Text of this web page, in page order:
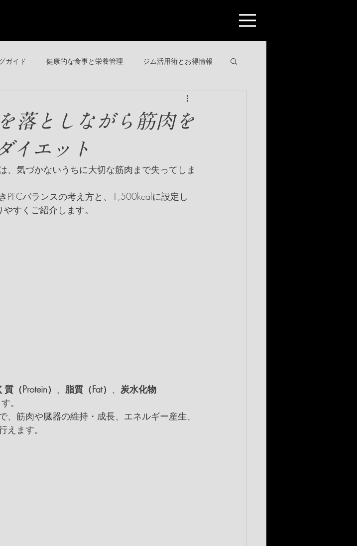
ガイド 健康的な食事と栄養管理 ジム活用術とお得情報
落としながら筋肉を
イエット
、気づかないうちに大切な筋肉まで失ってしま
バランスの考え方と、1,500kcalに設定し
すくご紹介します。
（Protein） 、 脂質（Fat） 、 炭水化物
。
筋肉や臓器の維持・成長、エネルギー産生、
ます。